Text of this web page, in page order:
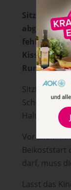
Sitzt also
fehlender
Kissen
Sitzt ein
Schoß,
Vor allem
Beikoststart
darf, muss
Lasst das